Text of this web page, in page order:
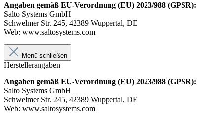
Angaben gemäß EU-Verordnung (EU) 2023/988 (GPSR):
Salto Systems GmbH
Schwelmer Str. 245, 42389 Wuppertal, DE
Web: www.saltosystems.com
Menü schließen
Herstellerangaben
Angaben gemäß EU-Verordnung (EU) 2023/988 (GPSR):
Salto Systems GmbH
Schwelmer Str. 245, 42389 Wuppertal, DE
Web: www.saltosystems.com